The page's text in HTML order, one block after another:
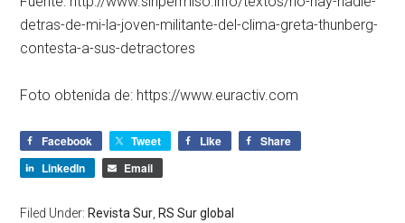
detras-de-mi-la-joven-militante-del-clima-greta-thunberg-
contesta-a-sus-detractores
Foto obtenida de: https://www.euractiv.com
Facebook Tweet Like
Share
LinkedIn
Email
Filed Under: Revista Sur RS Sur global